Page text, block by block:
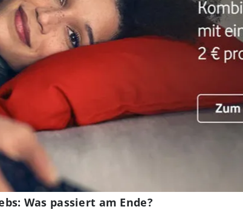
Was passiert am Ende?